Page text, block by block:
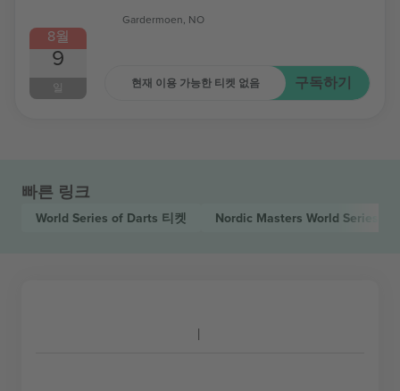
8월
9
일
Gardermoen, NO
현재 이용 가능한 티켓 없음 구독하기
빠른 링크
World Series of Darts 티켓 Nordic Masters World Series